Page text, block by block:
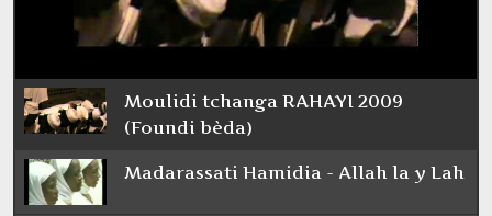
Moulidi tchanga RAHAYI 2009
(Foundi bèda)
Madarassati Hamidia - Allah la y Lah